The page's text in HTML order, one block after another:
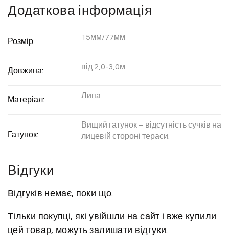
Додаткова інформація
Розмір: 15мм/77мм
Довжина: від 2,0-3,0м
Матеріал: Липа
Гатунок:
Вищий гатунок – відсутність сучків на
лицевій стороні тераси.
Відгуки
Відгуків немає, поки що.
Тільки покупці, які увійшли на сайт і вже купили
цей товар, можуть залишати відгуки.